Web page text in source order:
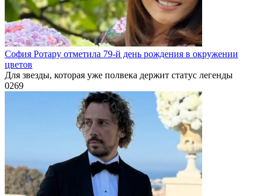
София Ротару отметила 79-й день рождения в окружении
цветов
Для звезды, которая уже полвека держит статус легенды
0269